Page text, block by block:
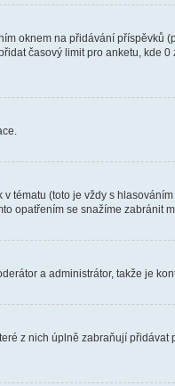
oknem na přidávání příspěvků
časový limit pro anketu, kde
tématu (toto je vždy s
opatřením se snažíme zabránit
a administrátor, takže je
z nich úplně zabraňují přidávat